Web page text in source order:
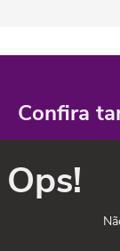
Confira
Ops!